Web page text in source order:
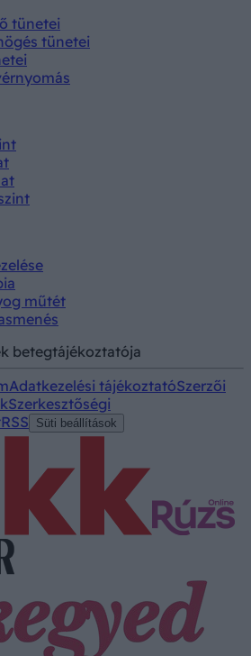
tünetei
tünetei
műtét
betegtájékoztatója
Adatkezelési tájékoztatóSzerzői
Szerkesztőségi
RSS Süti beállítások